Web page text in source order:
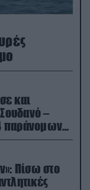
και
–
παράνομων
Πίσω στο